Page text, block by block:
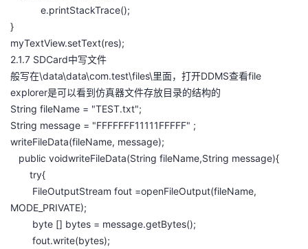
e.printStackTrace();
}
myTextView.setText(res);
2.1.7 SDCard中写文件
般写在\data\data\com.test\files\里面，打开DDMS查看file
explorer是可以看到仿真器文件存放目录的结构的
String fileName = "TEST.txt";
String message = "FFFFFFF11111FFFFF" ;
writeFileData(fileName, message);
public voidwriteFileData(String fileName,String message){
try{
FileOutputStream fout =openFileOutput(fileName,
MODE_PRIVATE);
byte [] bytes = message.getBytes();
fout.write(bytes);